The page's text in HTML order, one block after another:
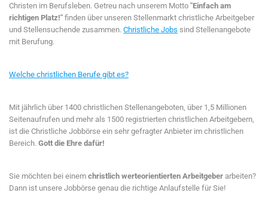
Christen im Berufsleben. Getreu nach unserem Motto "Einfach am
richtigen Platz!" finden über unseren Stellenmarkt christliche Arbeitgeber
und Stellensuchende zusammen. Christliche Jobs sind Stellenangebote
mit Berufung.
Welche christlichen Berufe gibt es?
Mit jährlich über 1400 christlichen Stellenangeboten, über 1,5 Millionen
Seitenaufrufen und mehr als 1500 registrierten christlichen Arbeitgebern,
ist die Christliche Jobbörse ein sehr gefragter Anbieter im christlichen
Bereich. Gott die Ehre dafür!
Sie möchten bei einem christlich werteorientierten Arbeitgeber arbeiten?
Dann ist unsere Jobbörse genau die richtige Anlaufstelle für Sie!